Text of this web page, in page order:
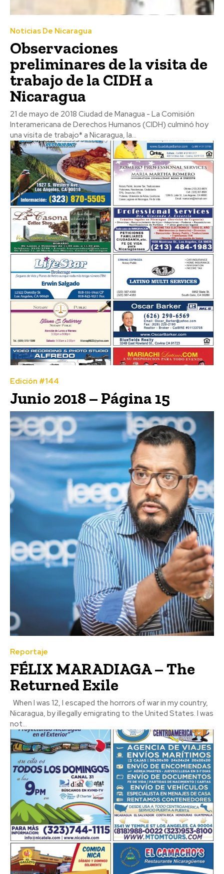
Noticias De Nicaragua
Observaciones
preliminares de la visita de
trabajo de la CIDH a
Nicaragua
21 de mayo de 2018 Ciudad de Managua - La Comisión
Interamericana de Derechos Humanos (CIDH) culminó hoy
una visita de trabajo* a Nicaragua, la...
Edición #144
Junio 2018 – Página 15
Reportaje
FÉLIX MARADIAGA – The
Returned Exile
Nicaragua, by illegally emigrating to the United States. I was
not...